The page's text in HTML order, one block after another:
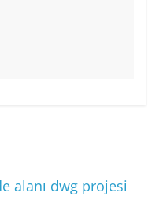
alanı dwg projesi